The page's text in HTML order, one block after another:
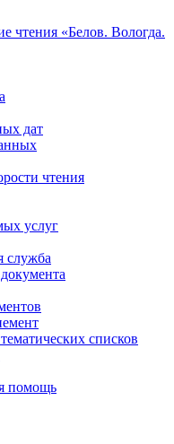
чтения «Белов. Вологда.
дат
чтения
услуг
служба
списков
помощь